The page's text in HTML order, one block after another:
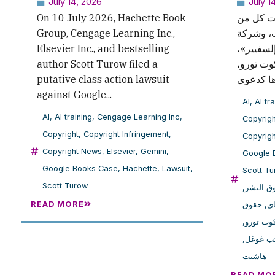
On 10 July 2026, Hachette Book
Group, Cengage Learning Inc.,
Elsevier Inc., and bestselling
author Scott Turow filed a
putative class action lawsuit
against Google...
AI, AI training, Cengage Learning Inc,
Copyright, Copyright Infringement,
Copyright News, Elsevier, Gemini,
Google Books Case, Hachette, Lawsuit,
Scott Turow
READ MORE
2026، رفعت كل من
وشركة
تورو،
AI, AI
Google
Scott
النشر ,
, حقوق
تورو,
غوغل,
هاشيت